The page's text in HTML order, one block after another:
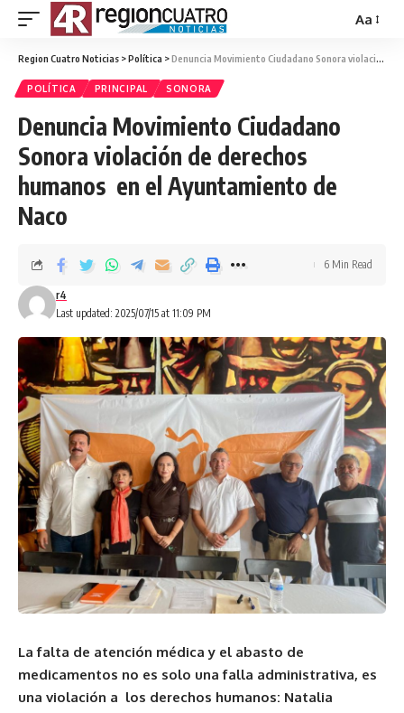
Aa
Region Cuatro Noticias >Política >Denuncia Movimiento Ciudadano Sonora violación de derechos humanos en el Ayuntamiento de Naco
POLÍTICA PRINCIPAL SONORA
Denuncia Movimiento Ciudadano
Sonora violación de derechos
humanos en el Ayuntamiento de
Naco
Last updated: 2025/07/15 at 11:09 PM
r4
6 Min Read
La falta de atención médica y el abasto de
medicamentos no es solo una falla administrativa, es
una violación a los derechos humanos: Natalia